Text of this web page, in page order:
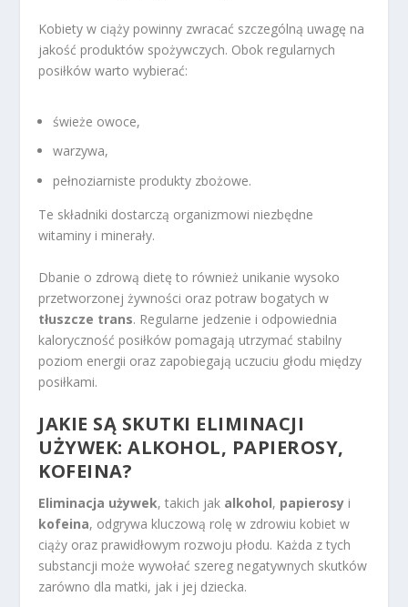
Kobiety w ciąży powinny zwracać szczególną uwagę na
jakość produktów spożywczych. Obok regularnych
posiłków warto wybierać:
świeże owoce,
warzywa,
pełnoziarniste produkty zbożowe.
Te składniki dostarczą organizmowi niezbędne
witaminy i minerały.
Dbanie o zdrową dietę to również unikanie wysoko
przetworzonej żywności oraz potraw bogatych w
tłuszcze trans. Regularne jedzenie i odpowiednia
kaloryczność posiłków pomagają utrzymać stabilny
poziom energii oraz zapobiegają uczuciu głodu między
posiłkami.
JAKIE SĄ SKUTKI ELIMINACJI
UŻYWEK: ALKOHOL, PAPIEROSY,
KOFEINA?
Eliminacja używek, takich jak alkohol, papierosy i
kofeina, odgrywa kluczową rolę w zdrowiu kobiet w
ciąży oraz prawidłowym rozwoju płodu. Każda z tych
substancji może wywołać szereg negatywnych skutków
zarówno dla matki, jak i jej dziecka.